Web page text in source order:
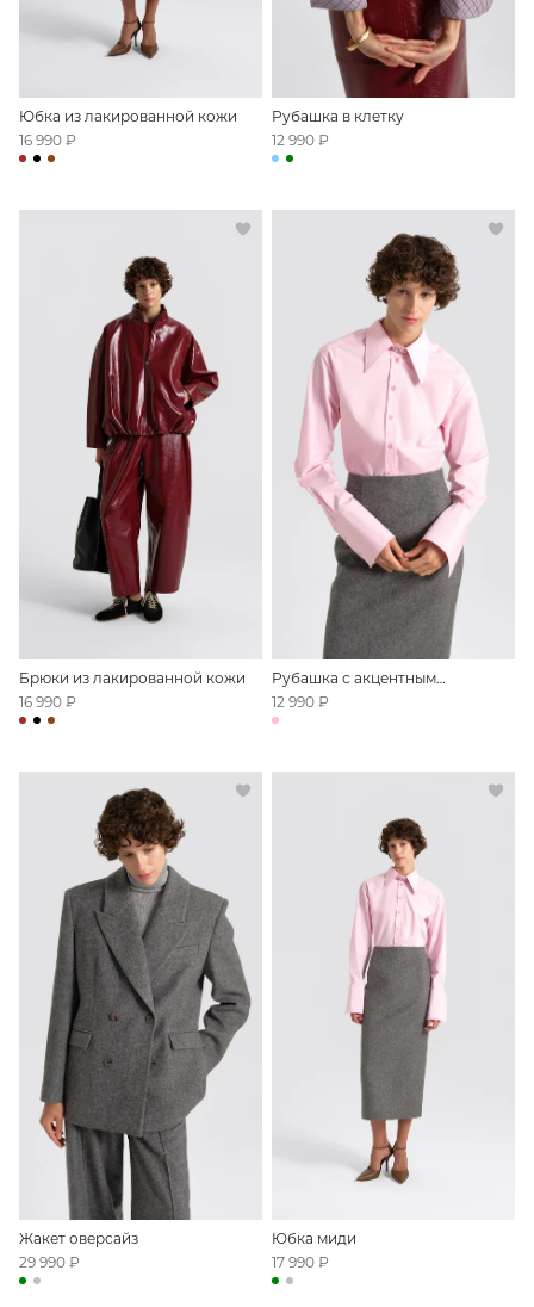
Юбка из лакированной кожи
16 990 ₽
Рубашка в клетку
12 990 ₽
Брюки из лакированной кожи
16 990 ₽
Рубашка с акцентным
воротником
12 990 ₽
Жакет оверсайз
29 990 ₽
17 990 ₽